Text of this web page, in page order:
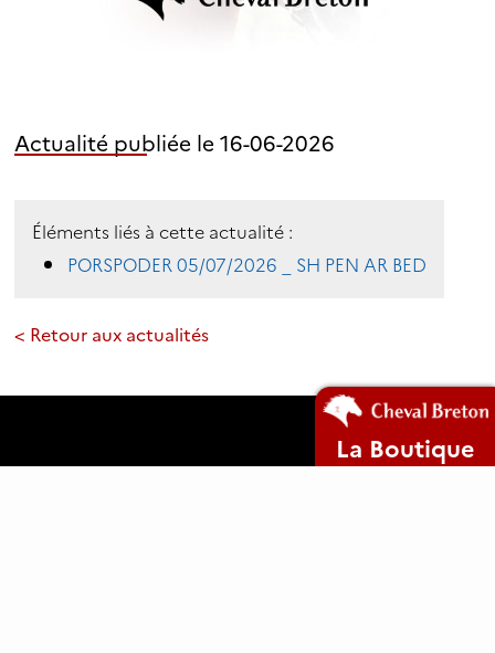
Actualité publiée le 16-06-2026
Éléments liés à cette actualité :
PORSPODER 05/07/2026 _ SH PEN AR BED
< Retour aux actualités
La Boutique